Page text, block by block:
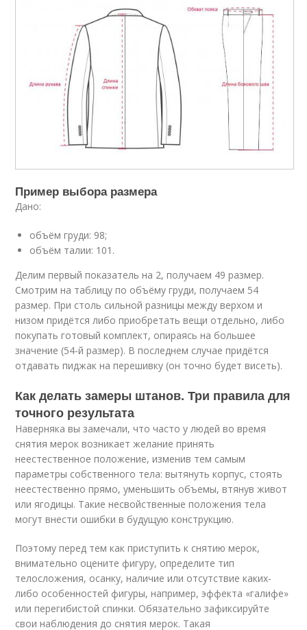
Пример выбора размера
Дано:
объём груди: 98;
объём талии: 101.
Делим первый показатель на 2, получаем 49 размер.
Смотрим на таблицу по объёму груди, получаем 54
размер. При столь сильной разницы между верхом и
низом придётся либо приобретать вещи отдельно, либо
покупать готовый комплект, опираясь на большее
значение (54-й размер). В последнем случае придётся
отдавать пиджак на перешивку (он точно будет висеть).
Как делать замеры штанов. Три правила для
точного результата
Наверняка вы замечали, что часто у людей во время
снятия мерок возникает желание принять
неестественное положение, изменив тем самым
параметры собственного тела: вытянуть корпус, стоять
неестественно прямо, уменьшить объемы, втянув живот
или ягодицы. Такие несвойственные положения тела
могут внести ошибки в будущую конструкцию.
Поэтому перед тем как приступить к снятию мерок,
внимательно оцените фигуру, определите тип
телосложения, осанку, наличие или отсутствие каких-
либо особенностей фигуры, например, эффекта «галифе»
или перегибистой спинки. Обязательно зафиксируйте
свои наблюдения до снятия мерок. Такая